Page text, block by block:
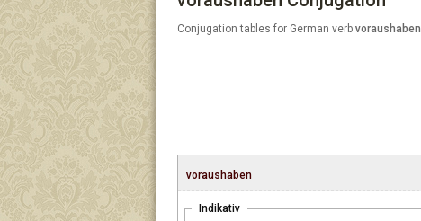
Conjugation tables for German verbvoraushaben
voraushaben
Indikativ